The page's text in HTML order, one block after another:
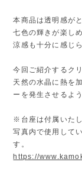
本商品は透明感が
七色の輝きが楽し
涼感も十分に感じ
今回ご紹介するク
天然の水晶に熱を
ーを発生させるよ
※台座は付属いたし
写真内で使用して
す。
https://